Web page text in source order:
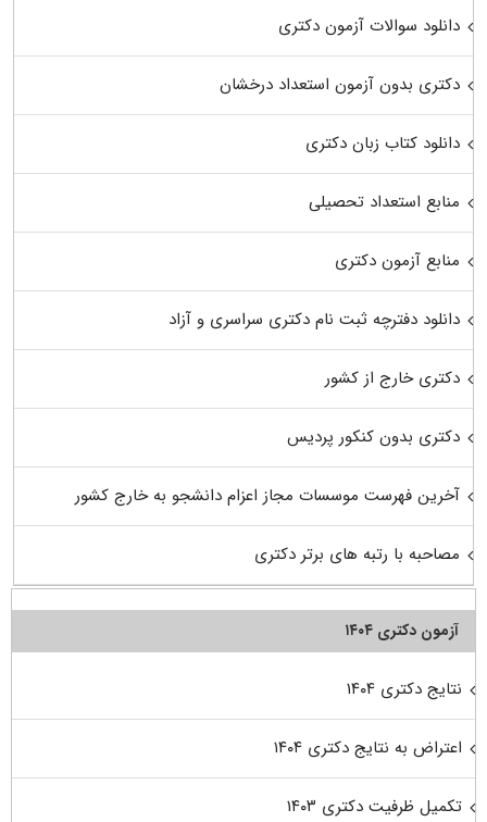
دانلود سوالات آزمون دکتری
دکتری بدون آزمون استعداد درخشان
دانلود کتاب زبان دکتری
منابع استعداد تحصیلی
منابع آزمون دکتری
دانلود دفترچه ثبت نام دکتری سراسری و آزاد
دکتری خارج از کشور
دکتری بدون کنکور پردیس
آخرین فهرست موسسات مجاز اعزام دانشجو به خارج کشور
مصاحبه با رتبه های برتر دکتری
آزمون دکتری ۱۴۰۴
نتایج دکتری ۱۴۰۴
اعتراض به نتایج دکتری ۱۴۰۴
تکمیل ظرفیت دکتری ۱۴۰۳